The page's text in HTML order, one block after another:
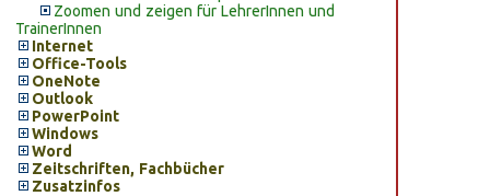
Zoomen und zeigen für LehrerInnen und
TrainerInnen
Internet
Office-Tools
OneNote
Outlook
PowerPoint
Windows
Word
Zeitschriften, Fachbücher
Zusatzinfos